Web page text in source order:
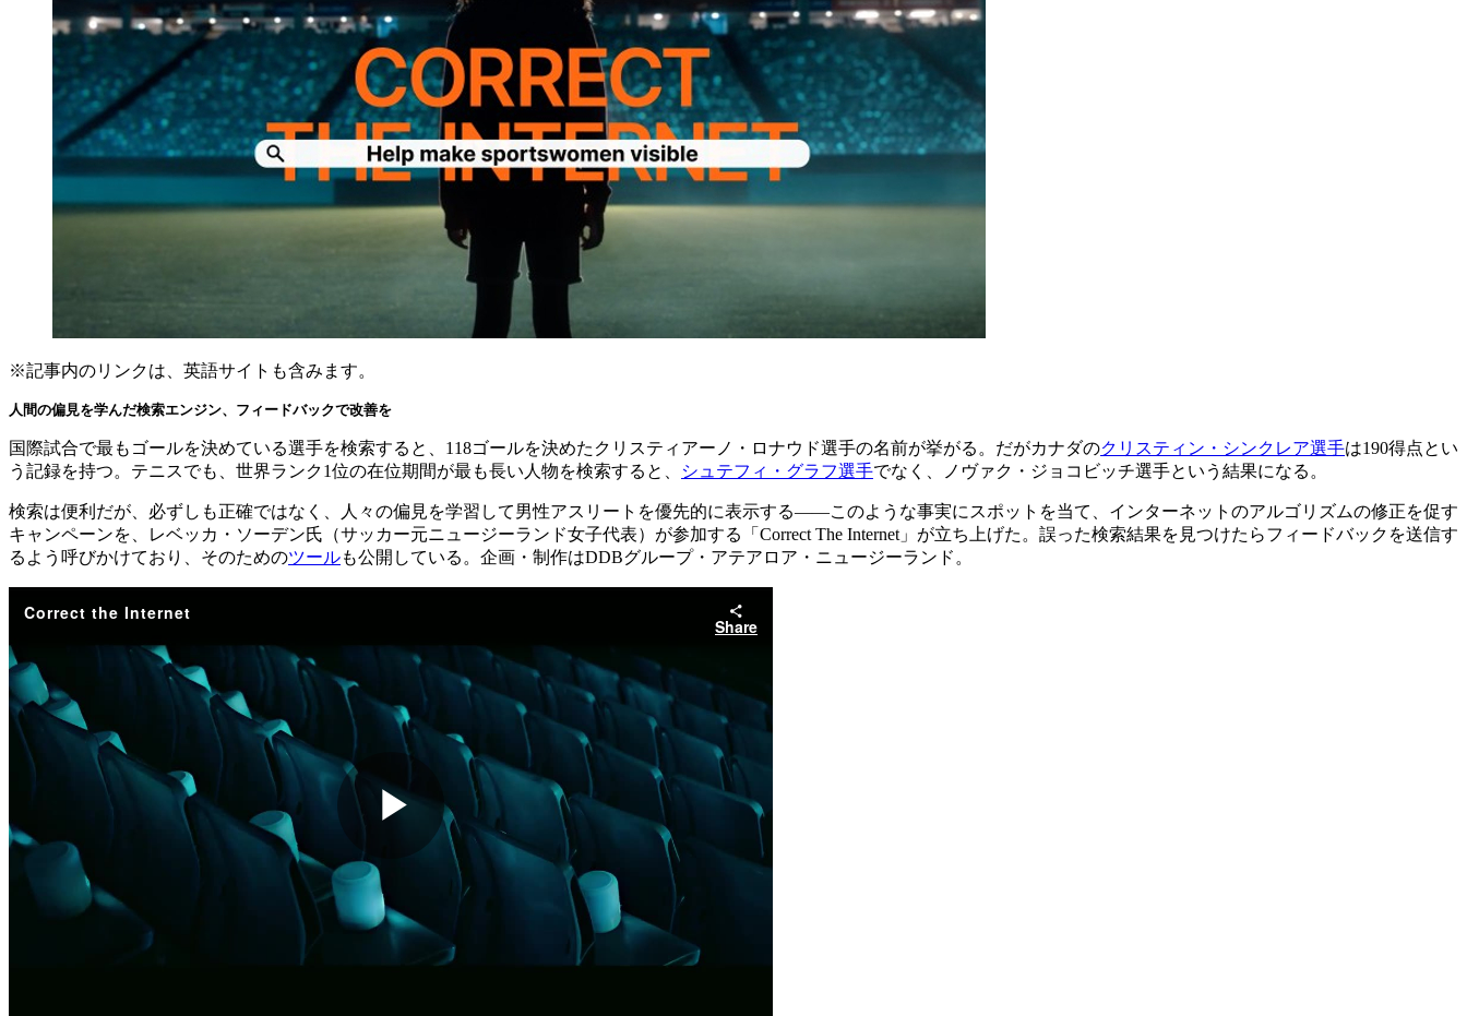
※記事内のリンクは、英語サイトも含みます。
人間の偏見を学んだ検索エンジン、フィードバックで改善を
国際試合で最もゴールを決めている選手を検索すると、118ゴールを決めたクリスティアーノ・ロナウド選手の名前が挙がる。だがカナダのクリスティン・シンクレア選手は190得点とい
う記録を持つ。テニスでも、世界ランク1位の在位期間が最も長い人物を検索すると、
シュテフィ・グラフ選手でなく、ノヴァク・ジョコビッチ選手という結果になる。
検索は便利だが、必ずしも正確ではなく、人々の偏見を学習して男性アスリートを優先的に表示する――このような事実にスポットを当て、インターネットのアルゴリズムの修正を促す
キャンペーンを、レベッカ・ソーデン氏（サッカー元ニュージーランド女子代表）が参加する「Correct The Internet」が立ち上げた。誤った検索結果を見つけたらフィードバックを送信す
るよう呼びかけており、そのためのツールも公開している。企画・制作はDDBグループ・アテアロア・ニュージーランド。